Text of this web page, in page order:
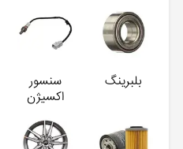
بلبرینگ
سنسور
اکسیژن